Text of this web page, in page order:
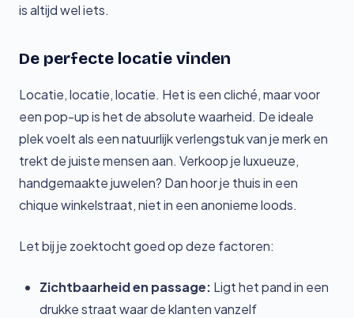
is altijd wel iets.
De perfecte locatie vinden
Locatie, locatie, locatie. Het is een cliché, maar voor
een pop-up is het de absolute waarheid. De ideale
plek voelt als een natuurlijk verlengstuk van je merk en
trekt de juiste mensen aan. Verkoop je luxueuze,
handgemaakte juwelen? Dan hoor je thuis in een
chique winkelstraat, niet in een anonieme loods.
Let bij je zoektocht goed op deze factoren:
Zichtbaarheid en passage: Ligt het pand in een
drukke straat waar de klanten vanzelf